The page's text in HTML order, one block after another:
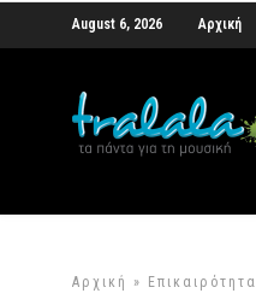
August 6, 2026 Αρχική
Αρχική » Επικαιρότητα